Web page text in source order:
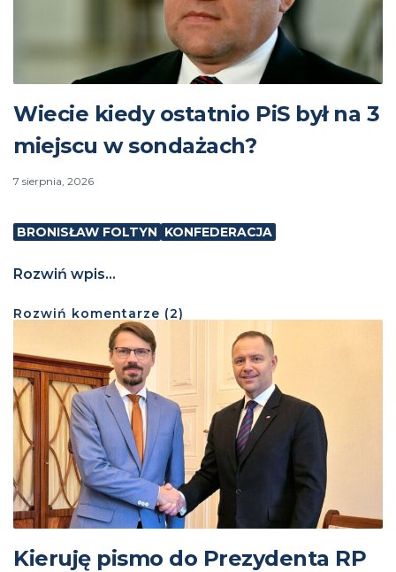
Wiecie kiedy ostatnio PiS był na 3
miejscu w sondażach?
7 sierpnia, 2026
BRONISŁAW FOLTYN KONFEDERACJA
Rozwiń wpis...
Rozwiń komentarze (2)
Kieruję pismo do Prezydenta RP